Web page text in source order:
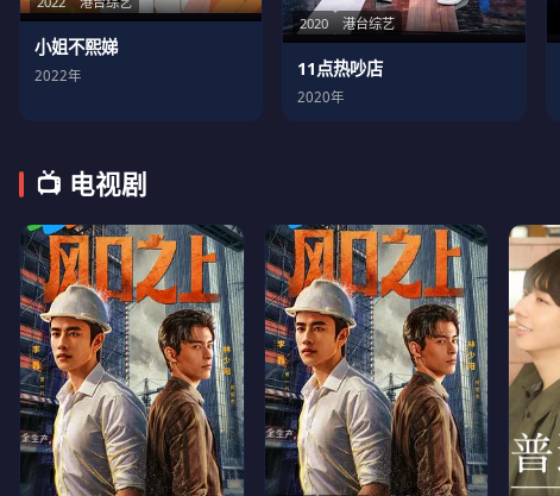
小姐不熙娣
2022年
2020 港台综艺
11点热吵店
2020年
📺 电视剧